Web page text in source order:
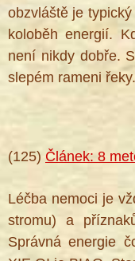
obzvláště je
koloběh energií.
není nikdy dobře.
slepém rameni řeky.
(125) Článek: 8
Léčba nemoci je
stromu) a
Správná energie